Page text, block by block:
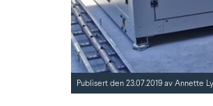
Publisert den 23.07.2019 av Annette